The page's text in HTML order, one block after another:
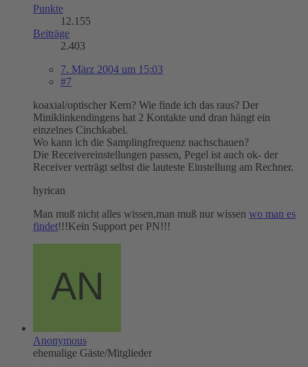
Punkte
12.155
Beiträge
2.403
7. März 2004 um 15:03
#7
koaxial/optischer Kern? Wie finde ich das raus? Der
Miniklinkendingens hat 2 Kontakte und dran hängt ein
einzelnes Cinchkabel.
Wo kann ich die Samplingfrequenz nachschauen?
Die Receivereinstellungen passen, Pegel ist auch ok- der
Receiver verträgt selbst die lauteste Einstellung am Rechner.
hyrican
Man muß nicht alles wissen,man muß nur wissen wo man es
findet!!!Kein Support per PN!!!
Anonymous
ehemalige Gäste/Mitglieder